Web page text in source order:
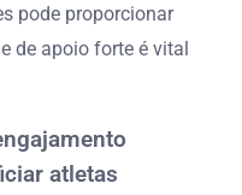
pode proporcionar
de apoio forte é vital
atletas